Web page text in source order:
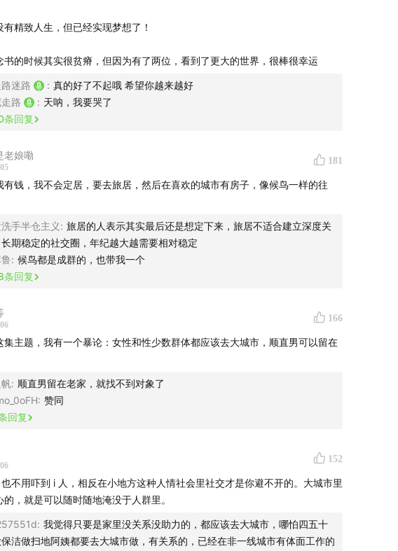
，生活不易
开始被打击。房租与通勤时间如何平衡？租房竟有鄙视链？
在大城市站稳脚跟，想办法挣钱，甚至和别人借钱
媒体上超一线城市的生活看似光鲜，背后的心酸只有自己知道
一线有多重要？
缤纷的生活完全离不开好朋友
人在一线城市或许会遇到改变自己人生的贵人
市会让人更孤独
件都可以为事业让路
的上限很高，抓住一次机会即可飞升
大城市的人
的听友朋友给我们投稿来信，我们有投稿小程序啦！
www.wjx.cn
有精致人生，但已经实现梦想了！
书的时候其实很贫瘠，但因为有了两位，看到了更大的世界，很棒很幸运
迷路 : 真的好了不起哦 希望你越来越好
路
: 天呐，我要哭了
条回复
老娘嘞 181
有钱，我不会定居，要去旅居，然后在喜欢的城市有房子，像候鸟一样的往
手半仓主义: 旅居的人表示其实最后还是想定下来，旅居不适合建立深度关
期稳定的社交圈，年纪越大越需要相对稳定
: 候鸟都是成群的，也带我一个
条回复
166
集主题，我有一个暴论：女性和性少数群体都应该去大城市，顺直男可以留在
: 顺直男留在老家，就找不到对象了
: 赞同
回复
152
也不用吓到 i 人，相反在小地方这种人情社会里社交才是你避不开的。大城市里
的，就是可以随时随地淹没于人群里。
: 我觉得只要是家里没关系没助力的，都应该去大城市，哪怕四五十
洁做扫地阿姨都要去大城市做，有关系的，已经在非一线城市有体面工作的